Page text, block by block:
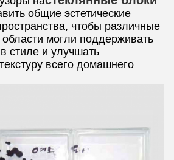
общие эстетические
чтобы различные
могли поддерживать
стиле и улучшать
всего домашнего